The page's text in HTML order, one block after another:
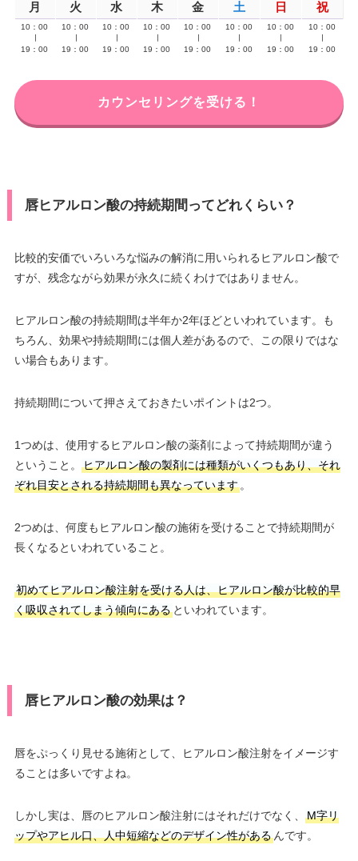
月 火 水 木 金 土 日 祝
10：00
19：00
10：00
19：00
10：00
19：00
10：00
19：00
10：00
19：00
10：00
19：00
10：00
19：00
10：00
19：00
カウンセリングを受ける！
唇ヒアルロン酸の持続期間ってどれくらい？
比較的安価でいろいろな悩みの解消に用いられるヒアルロン酸で
すが、残念ながら効果が永久に続くわけではありません。
ヒアルロン酸の持続期間は半年か2年ほどといわれています。も
ちろん、効果や持続期間には個人差があるので、この限りではな
い場合もあります。
持続期間について押さえておきたいポイントは2つ。
1つめは、使用するヒアルロン酸の薬剤によって持続期間が違う
ということ。
ヒアルロン酸の製剤には種類がいくつもあり、それ
ぞれ目安とされる持続期間も異なっています。
2つめは、何度もヒアルロン酸の施術を受けることで持続期間が
長くなるといわれていること。
初めてヒアルロン酸注射を受ける人は、ヒアルロン酸が比較的早
く吸収されてしまう傾向にあるといわれています。
唇ヒアルロン酸の効果は？
唇をぷっくり見せる施術として、ヒアルロン酸注射をイメージす
ることは多いですよね。
しかし実は、唇のヒアルロン酸注射にはそれだけでなく、
M字リ
ップやアヒル口、人中短縮などのデザイン性があるんです。